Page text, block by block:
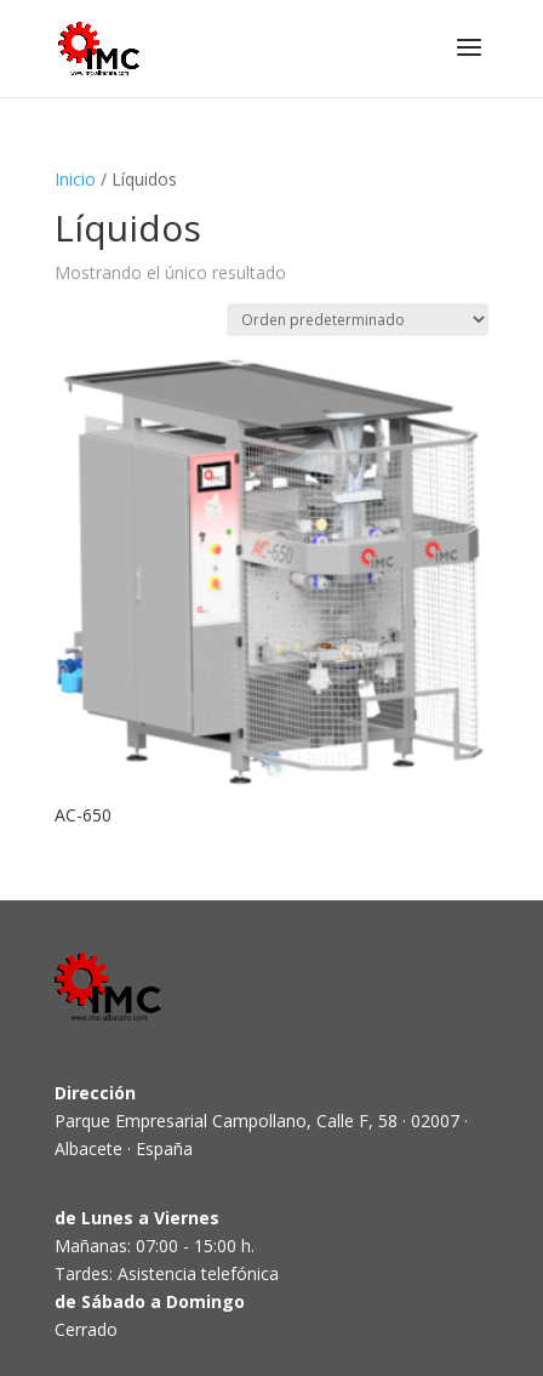
Inicio / Líquidos
Líquidos
Mostrando el único resultado
AC-650
Dirección
Parque Empresarial Campollano, Calle F, 58 · 02007 ·
Albacete · España
de Lunes a Viernes
Mañanas: 07:00 - 15:00 h.
Tardes: Asistencia telefónica
de Sábado a Domingo
Cerrado